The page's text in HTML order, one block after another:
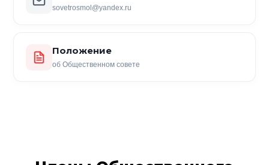
sovetrosmol@yandex.ru
Положение
об Общественном совете